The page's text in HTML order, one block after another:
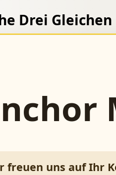
Drei Gleichen
freuen uns auf Ihr